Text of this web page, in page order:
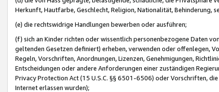
Herkunft, Hautfarbe, Geschlecht, Religion, Nationalität, Behinderung,
(e) die rechtswidrige Handlungen bewerben oder ausführen;
(f) sich an Kinder richten oder wissentlich personenbezogene Daten
geltenden Gesetzen definiert) erheben, verwenden oder offenlegen,
Regeln, Vorschriften, Anordnungen, Lizenzen, Genehmigungen,
Entscheidungen oder andere Anforderungen einer zuständigen
Privacy Protection Act (15 U.S.C. §§ 6501-6506) oder Vorschriften,
Internet erlassen wurden);